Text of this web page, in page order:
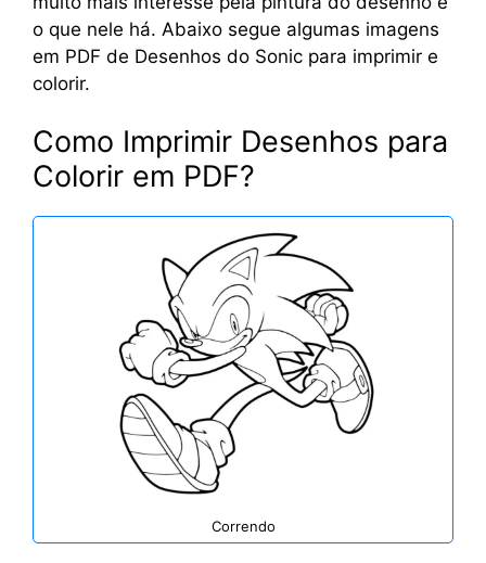
o que nele há. Abaixo segue algumas imagens
em PDF de Desenhos do Sonic para imprimir e
colorir.
Como Imprimir Desenhos para
Colorir em PDF?
Correndo